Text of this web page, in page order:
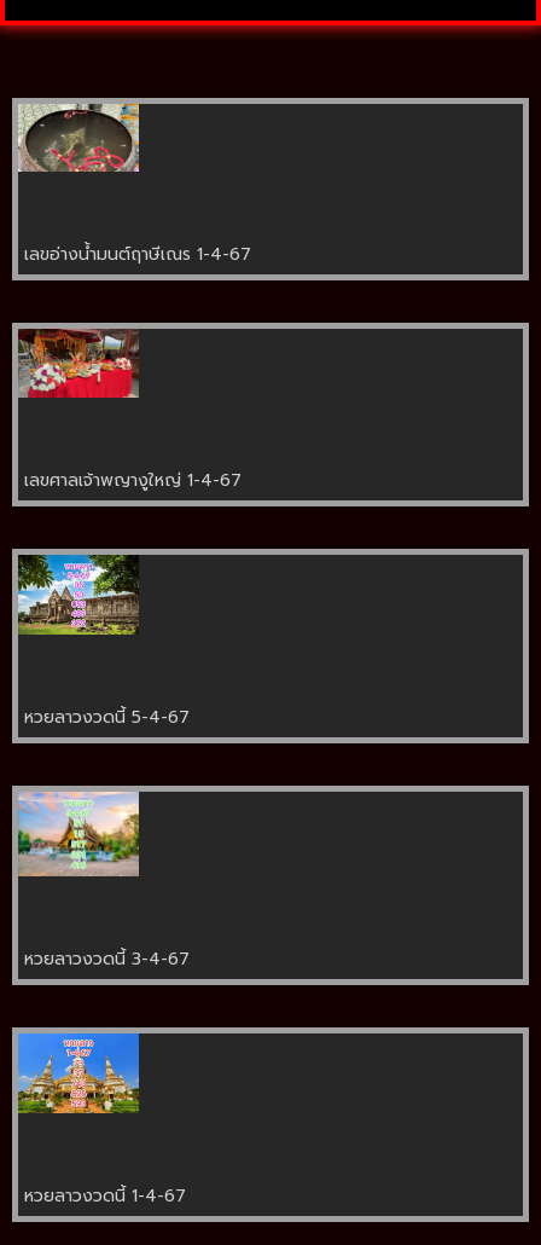
เลขอ่างน้ำมนต์ฤาษีเณร 1-4-67
เลขศาลเจ้าพญางูใหญ่ 1-4-67
หวยลาวงวดนี้ 5-4-67
หวยลาวงวดนี้ 3-4-67
หวยลาวงวดนี้ 1-4-67